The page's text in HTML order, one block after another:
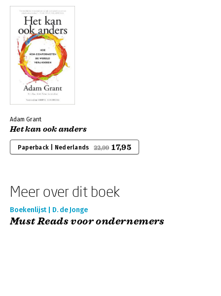
Adam Grant
Het kan ook anders
Paperback | Nederlands 22,99 17,95
Meer over dit boek
Boekenlijst | D. de Jonge
Must Reads voor ondernemers